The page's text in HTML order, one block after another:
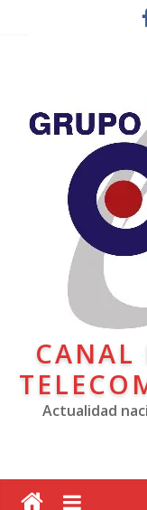
CANAL
Actualidad